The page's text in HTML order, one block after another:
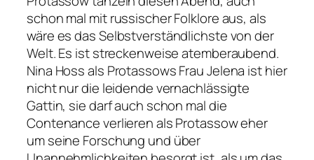
schon mal mit russischer Folklore aus, als
wäre es das Selbstverständlichste von der
Welt. Es ist streckenweise atemberaubend.
Nina Hoss als Protassows Frau Jelena ist hier
nicht nur die leidende vernachlässigte
Gattin, sie darf auch schon mal die
Contenance verlieren als Protassow eher
um seine Forschung und über